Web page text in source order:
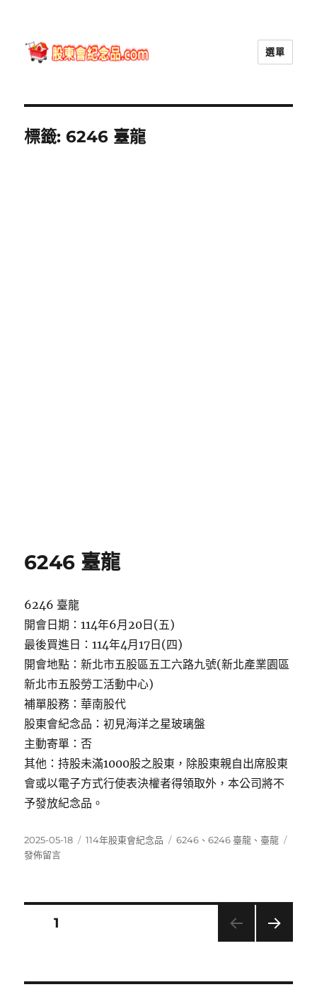
選單
標籤: 6246 臺龍
6246 臺龍
6246 臺龍
開會日期：114年6月20日(五)
最後買進日：114年4月17日(四)
開會地點：新北市五股區五工六路九號(新北產業園區
新北市五股勞工活動中心)
補單股務：華南股代
股東會紀念品：初見海洋之星玻璃盤
主動寄單：否
其他：持股未滿1000股之股東，除股東親自出席股東
會或以電子方式行使表決權者得領取外，本公司將不
予發放紀念品。
發
佈
2025-05-18
分
114年股東會紀念品
標
6246 、6246 臺龍 、 臺龍
發佈留言
分
頁次1